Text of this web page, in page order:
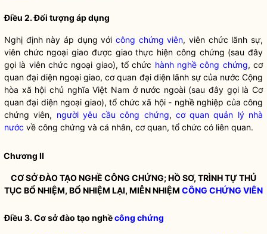
Điều 2. Đối tượng áp dụng
Nghị định này áp dụng với công chứng viên, viên chức lãnh sự,
viên chức ngoại giao được giao thực hiện công chứng (sau đây
gọi là viên chức ngoại giao), tổ chức hành nghề công chứng, cơ
quan đại diện ngoại giao, cơ quan đại diện lãnh sự của nước Cộng
hòa xã hội chủ nghĩa Việt Nam ở nước ngoài (sau đây gọi là Cơ
quan đại diện ngoại giao), tổ chức xã hội - nghề nghiệp của công
chứng viên, người yêu cầu công chứng, cơ quan quản lý nhà
nước về công chứng và cá nhân, cơ quan, tổ chức có liên quan.
Chương II
CƠ SỞ ĐÀO TẠO NGHỀ CÔNG CHỨNG; HỒ SƠ, TRÌNH TỰ THỦ
TỤC BỔ NHIỆM, BỔ NHIỆM LẠI, MIỄN NHIỆM CÔNG CHỨNG VIÊN
Điều 3. Cơ sở đào tạo nghềcông chứng